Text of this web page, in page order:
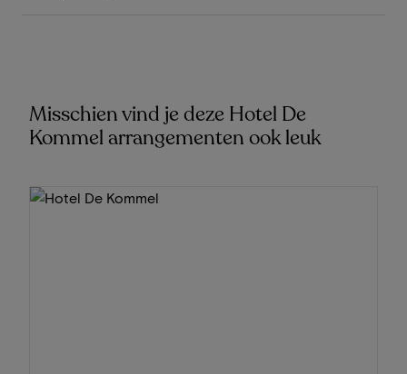
Misschien vind je deze Hotel De
Kommel arrangementen ook leuk